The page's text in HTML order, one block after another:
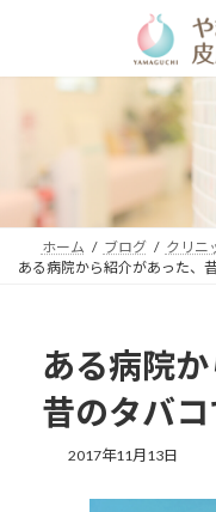
ン
プ
ー
動
ホーム ブログ
クリニ
ある病院から紹介があった、
ある病院か
昔のタバ
2017年11月13日